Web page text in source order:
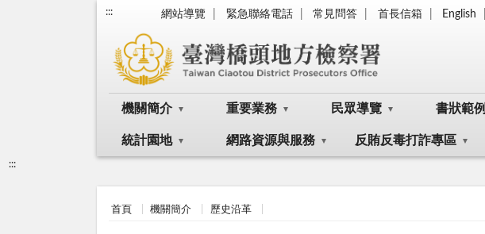
::: 網站導覽 緊急聯絡電話 常見問答 首長信箱 English
機關簡介 重要業務 民眾導覽 書狀範例
統計園地 網路資源與服務 反賄反毒打詐專區
:::
首頁 機關簡介 歷史沿革